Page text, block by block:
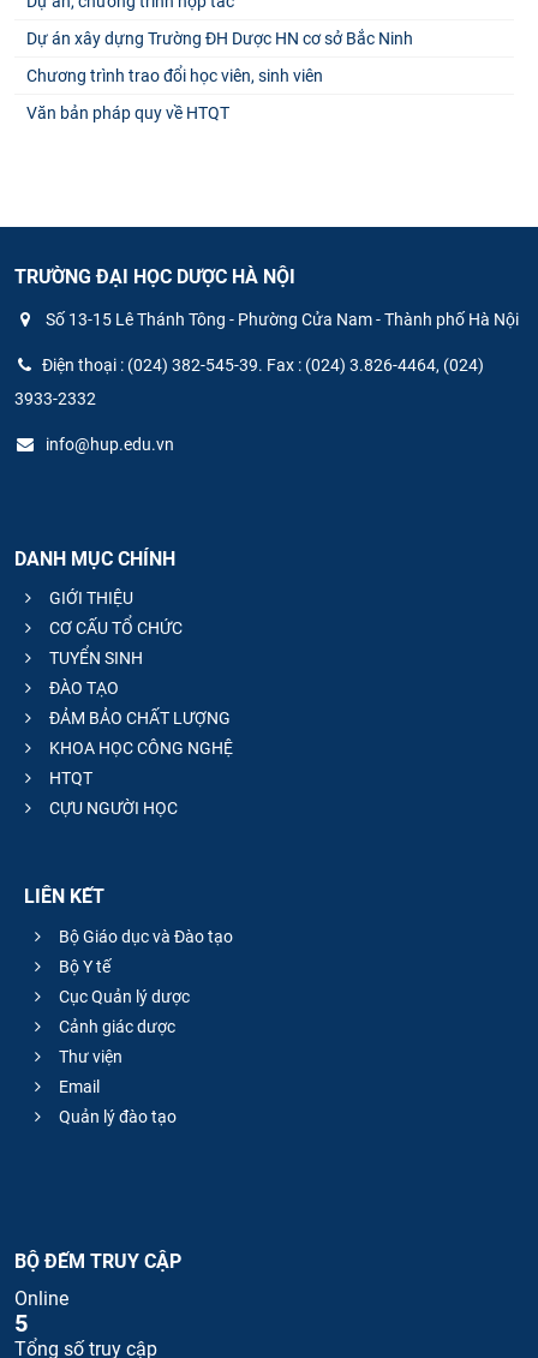
Dự án xây dựng Trường ĐH Dược HN cơ sở Bắc Ninh
Chương trình trao đổi học viên, sinh viên
Văn bản pháp quy về HTQT
TRƯỜNG ĐẠI HỌC DƯỢC HÀ NỘI
Số 13-15 Lê Thánh Tông - Phường Cửa Nam - Thành phố Hà Nội
Điện thoại : (024) 382-545-39. Fax : (024) 3.826-4464, (024)
3933-2332
info@hup.edu.vn
DANH MỤC CHÍNH
GIỚI THIỆU
CƠ CẤU TỔ CHỨC
TUYỂN SINH
ĐÀO TẠO
ĐẢM BẢO CHẤT LƯỢNG
KHOA HỌC CÔNG NGHỆ
HTQT
CỰU NGƯỜI HỌC
LIÊN KẾT
Bộ Giáo dục và Đào tạo
Bộ Y tế
Cục Quản lý dược
Cảnh giác dược
Thư viện
Email
Quản lý đào tạo
BỘ ĐẾM TRUY CẬP
Online
5
Tổng số truy cập